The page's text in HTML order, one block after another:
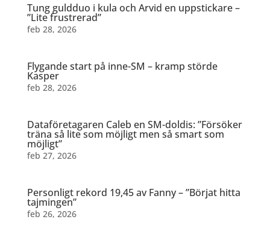
Tung guldduo i kula och Arvid en uppstickare –
”Lite frustrerad”
feb 28, 2026
Flygande start på inne-SM – kramp störde
Kasper
feb 28, 2026
Dataföretagaren Caleb en SM-doldis: ”Försöker
träna så lite som möjligt men så smart som
möjligt”
feb 27, 2026
Personligt rekord 19,45 av Fanny – ”Börjat hitta
tajmingen”
feb 26, 2026